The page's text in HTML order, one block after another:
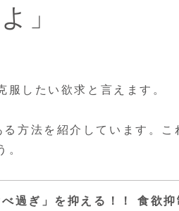
」
したい欲求と言えます。
方法を紹介しています。こ
。
過ぎ」を抑える！！ 食欲抑